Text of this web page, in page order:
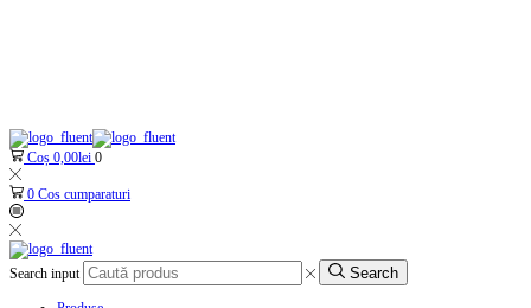
Coș 0,00lei 0
0 Cos cumparaturi
Search input Search